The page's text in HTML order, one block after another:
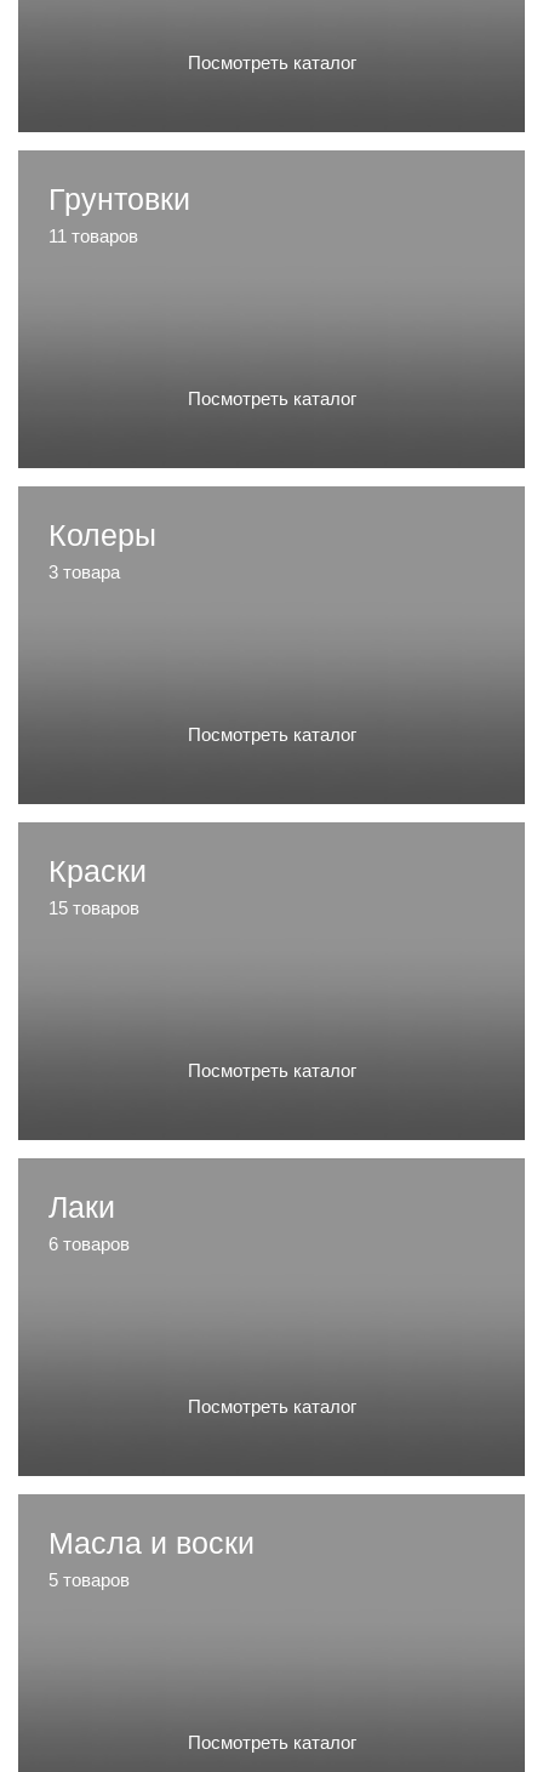
Посмотреть каталог
Грунтовки
11 товаров
Посмотреть каталог
Колеры
3 товара
Посмотреть каталог
Краски
15 товаров
Посмотреть каталог
Лаки
6 товаров
Посмотреть каталог
Масла и воски
5 товаров
Посмотреть каталог